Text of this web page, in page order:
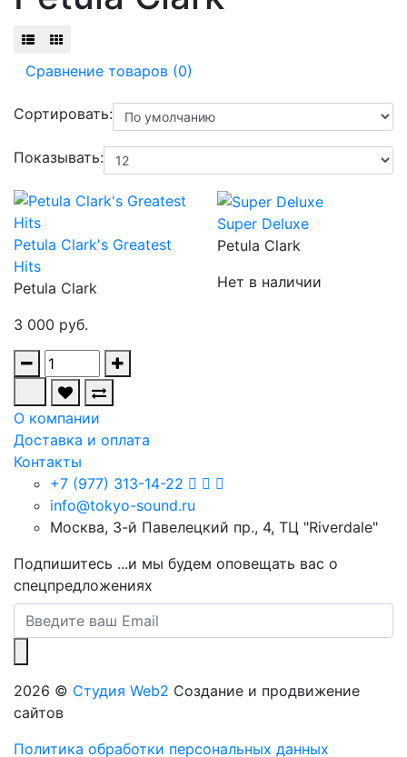
Сравнение товаров (0)
Сортировать:
Показывать:
Petula Clark's Greatest
Hits
Petula Clark
3 000 руб.
Super Deluxe
Petula Clark
Нет в наличии
О компании
Доставка и оплата
Контакты
+7 (977) 313-14-22
info@tokyo-sound.ru
Москва, 3-й Павелецкий пр., 4, ТЦ "Riverdale"
Подпишитесь ...и мы будем оповещать вас о
спецпредложениях
2026 © Студия Web2 Создание и продвижение
сайтов
Политика обработки персональных данных